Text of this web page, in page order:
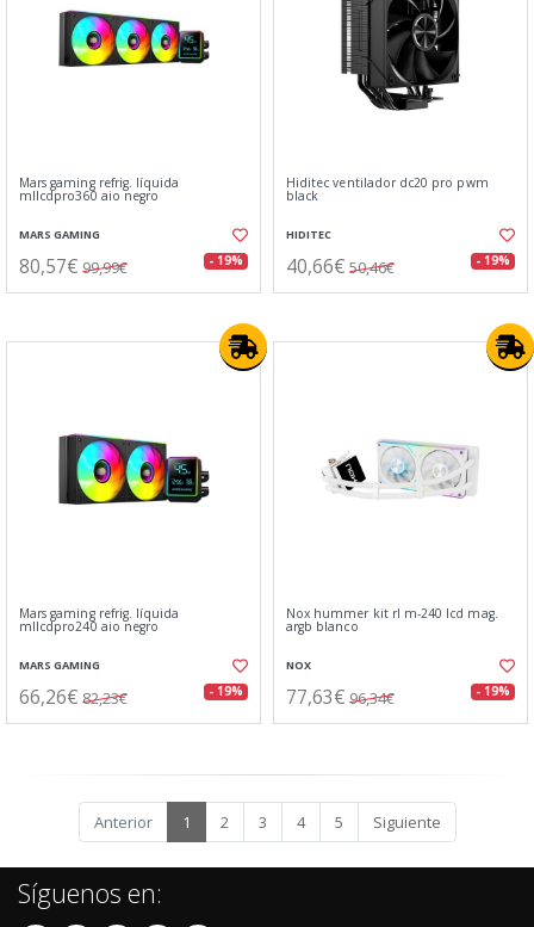
Mars gaming refrig. líquida
mllcdpro360 aio negro
MARS GAMING
80,57€ 99,99€ - 19%
Hiditec ventilador dc20 pro pwm
black
HIDITEC
40,66€ 50,46€ - 19%
Mars gaming refrig. líquida
mllcdpro240 aio negro
MARS GAMING
66,26€ 82,23€ - 19%
Nox hummer kit rl m-240 lcd mag.
argb blanco
NOX
77,63€ 96,34€ - 19%
Anterior 1 2 3 4 5 Siguiente
Síguenos en: